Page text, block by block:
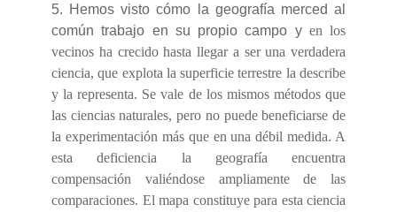
5. Hemos visto cómo la geografía merced al
común trabajo en su propio campo yen los
vecinos ha crecido hasta llegar a ser una verdadera
ciencia, que explota la superficie terrestre la describe
y la representa. Se vale de los mismos métodos que
las ciencias naturales, pero no puede beneficiarse de
la experimentación más que en una débil medida. A
esta deficiencia la geografía encuentra
compensación valiéndose ampliamente de las
comparaciones. El mapa constituye para esta ciencia